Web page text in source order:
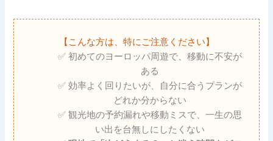
【こんな方は、特にご注意ください】
✅ 初めてのヨーロッパ周遊で、移動に不安が
ある
✅ 効率よく回りたいが、自分に合うプランが
どれか分からない
✅ 観光地の予約漏れや移動ミスで、一生の思
い出を台無しにしたくない